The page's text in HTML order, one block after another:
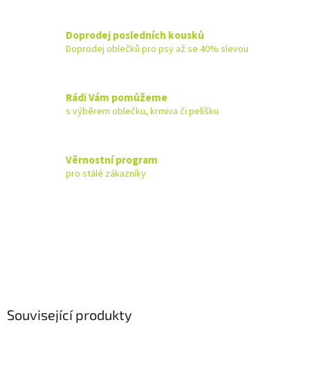
Doprodej posledních kousků
Doprodej oblečků pro psy až se 40% slevou
Rádi Vám pomůžeme
s výběrem oblečku, krmiva či pelíšku
Věrnostní program
pro stálé zákazníky
Související produkty